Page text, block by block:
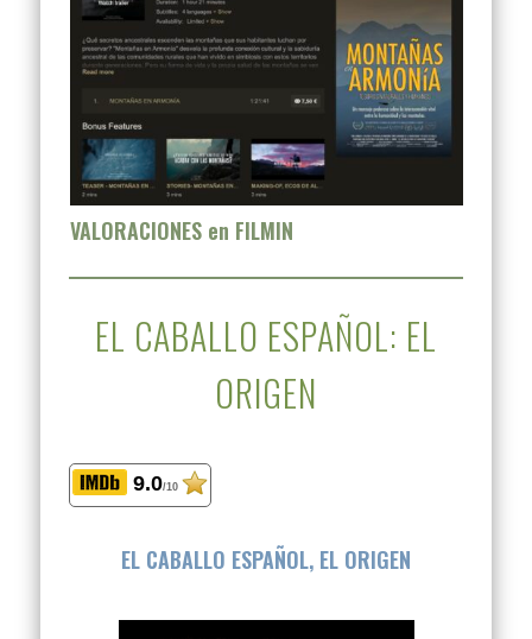
VALORACIONES en FILMIN
EL CABALLO ESPAÑOL: EL
ORIGEN
9.0/10
EL CABALLO ESPAÑOL, EL ORIGEN